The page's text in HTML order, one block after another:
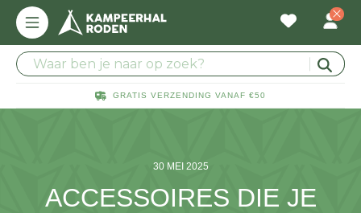
GRATIS VERZENDING VANAF €50
30 MEI 2025
ACCESSOIRES DIE JE